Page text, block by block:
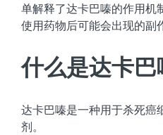
单解释了达卡巴嗪的作用机
使用药物后可能会出现的副
什么是达卡巴
达卡巴嗪是一种用于杀死癌
剂。